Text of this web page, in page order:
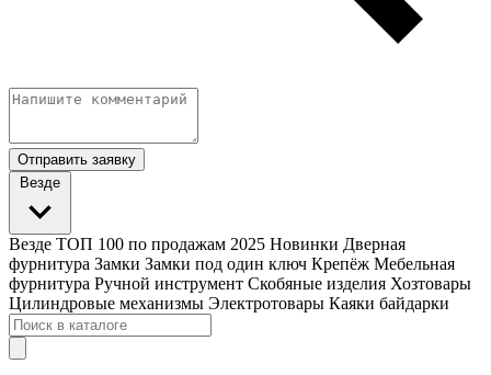
Отправить заявку
Везде
Везде ТОП 100 по продажам 2025 Новинки Дверная
фурнитура Замки Замки под один ключ Крепёж Мебельная
фурнитура Ручной инструмент Скобяные изделия Хозтовары
Цилиндровые механизмы Электротовары Каяки байдарки